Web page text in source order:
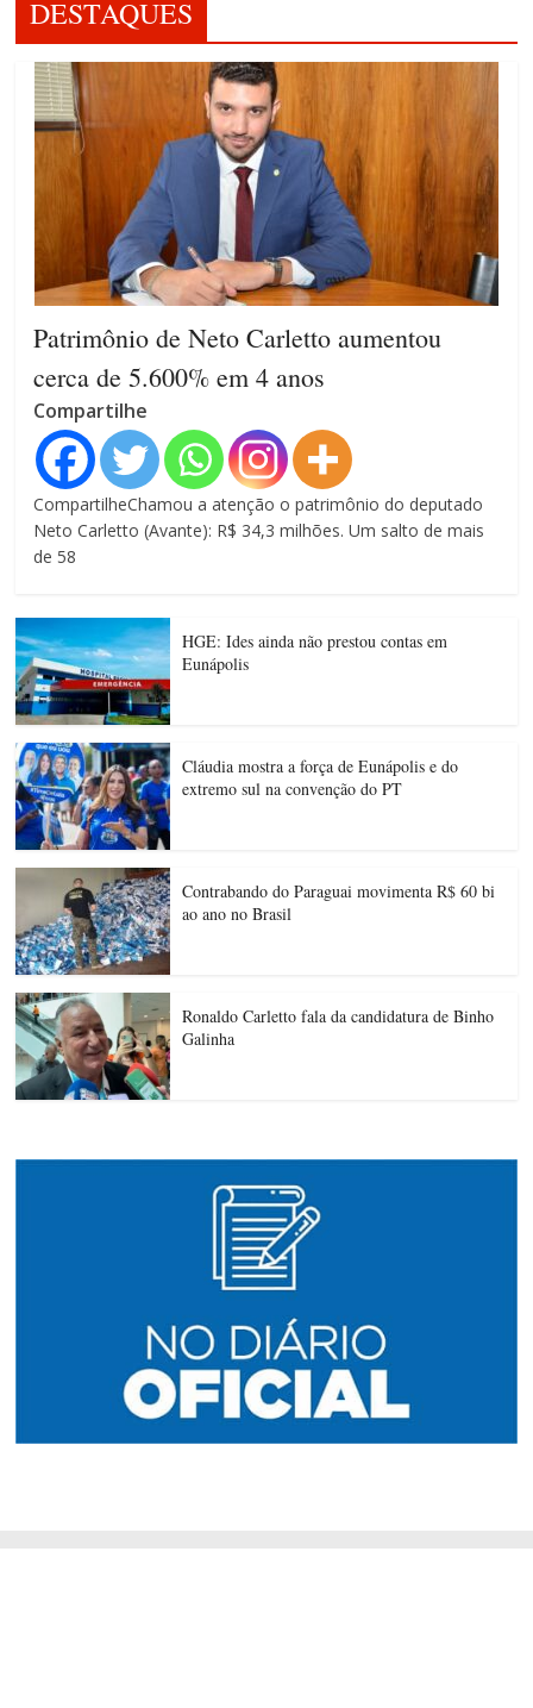
DESTAQUES
Patrimônio de Neto Carletto aumentou
cerca de 5.600% em 4 anos
Compartilhe
CompartilheChamou a atenção o patrimônio do deputado
Neto Carletto (Avante): R$ 34,3 milhões. Um salto de mais
de 58
HGE: Ides ainda não prestou contas em
Eunápolis
Cláudia mostra a força de Eunápolis e do
extremo sul na convenção do PT
Contrabando do Paraguai movimenta R$ 60 bi
ao ano no Brasil
Ronaldo Carletto fala da candidatura de Binho
Galinha